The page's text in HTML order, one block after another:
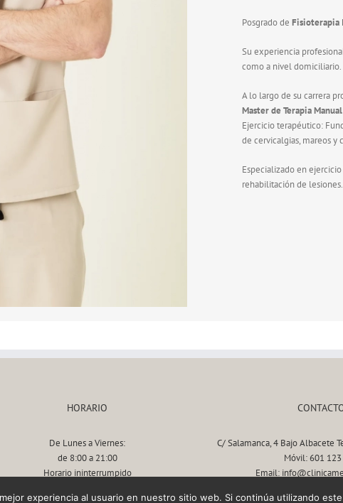
Posgrado de Fisioterapia
Su experiencia
como a nivel domiciliario.
A lo largo de su carrera
Master de Terapia Manual
Ejercicio terapéutico:
de cervicalgias, mareos y
Especializado en
rehabilitación de lesiones.
HORARIO
De Lunes a Viernes:
de 8:00 a 21:00
Horario ininterrumpido
C/ Salamanca, 4 Bajo Albacete
Móvil: 601
Email:
experiencia al usuario en nuestro sitio web. Si continúa utilizando